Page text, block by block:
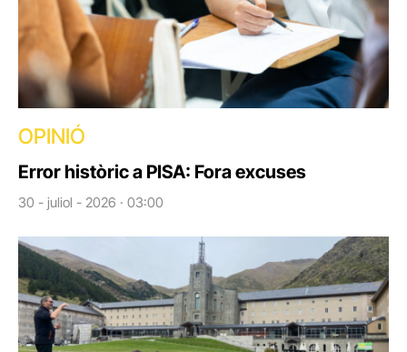
OPINIÓ
Error històric a PISA: Fora excuses
30 - juliol - 2026 · 03:00